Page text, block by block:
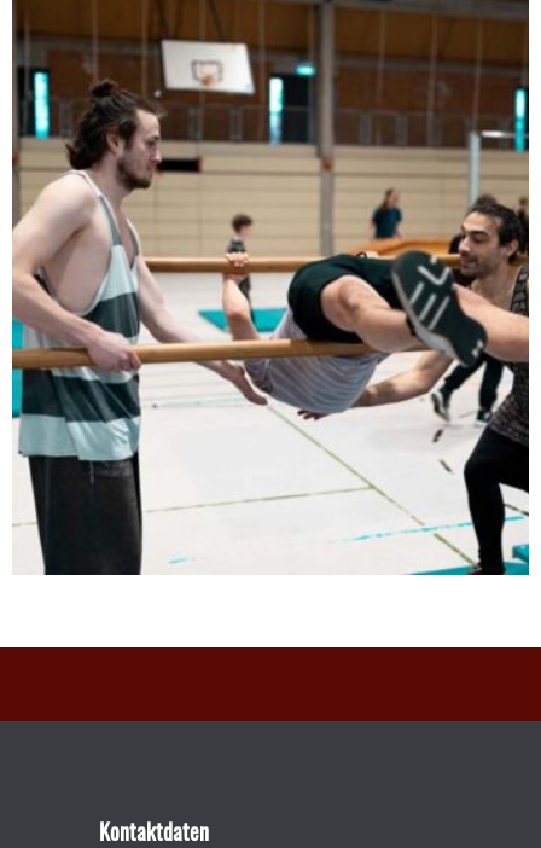
Kontaktdaten